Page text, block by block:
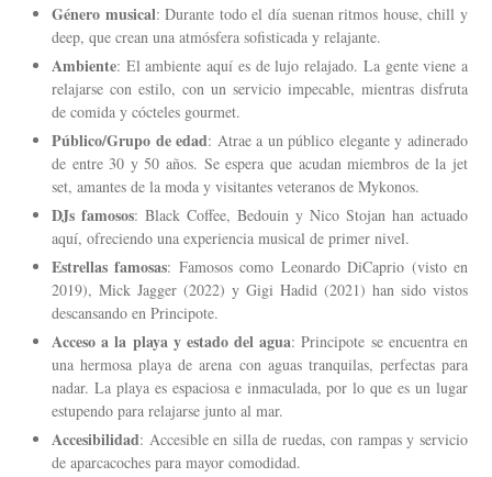
Género musical: Durante todo el día suenan ritmos house, chill y
deep, que crean una atmósfera sofisticada y relajante.
Ambiente: El ambiente aquí es de lujo relajado. La gente viene a
relajarse con estilo, con un servicio impecable, mientras disfruta
de comida y cócteles gourmet.
Público/Grupo de edad: Atrae a un público elegante y adinerado
de entre 30 y 50 años. Se espera que acudan miembros de la jet
set, amantes de la moda y visitantes veteranos de Mykonos.
DJs famosos: Black Coffee, Bedouin y Nico Stojan han actuado
aquí, ofreciendo una experiencia musical de primer nivel.
Estrellas famosas: Famosos como Leonardo DiCaprio (visto en
2019), Mick Jagger (2022) y Gigi Hadid (2021) han sido vistos
descansando en Principote.
Acceso a la playa y estado del agua: Principote se encuentra en
una hermosa playa de arena con aguas tranquilas, perfectas para
nadar. La playa es espaciosa e inmaculada, por lo que es un lugar
estupendo para relajarse junto al mar.
Accesibilidad: Accesible en silla de ruedas, con rampas y servicio
de aparcacoches para mayor comodidad.